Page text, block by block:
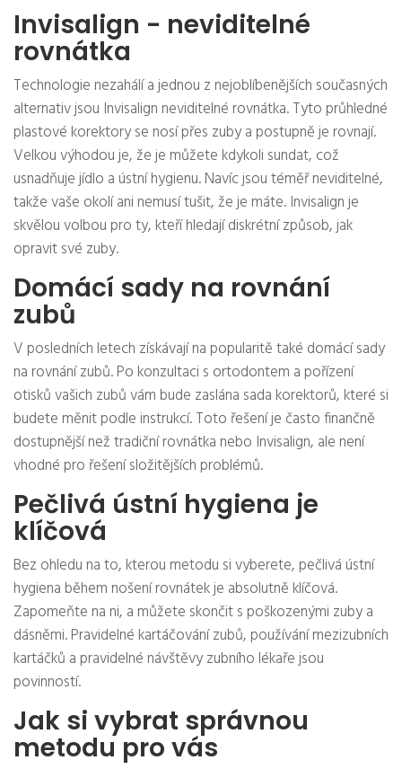
Invisalign - neviditelné
rovnátka
Technologie nezahálí a jednou z nejoblíbenějších současných
alternativ jsou Invisalign neviditelné rovnátka. Tyto průhledné
plastové korektory se nosí přes zuby a postupně je rovnají.
Velkou výhodou je, že je můžete kdykoli sundat, což
usnadňuje jídlo a ústní hygienu. Navíc jsou téměř neviditelné,
takže vaše okolí ani nemusí tušit, že je máte. Invisalign je
skvělou volbou pro ty, kteří hledají diskrétní způsob, jak
opravit své zuby.
Domácí sady na rovnání
zubů
V posledních letech získávají na popularitě také domácí sady
na rovnání zubů. Po konzultaci s ortodontem a pořízení
otisků vašich zubů vám bude zaslána sada korektorů, které si
budete měnit podle instrukcí. Toto řešení je často finančně
dostupnější než tradiční rovnátka nebo Invisalign, ale není
vhodné pro řešení složitějších problémů.
Pečlivá ústní hygiena je
klíčová
Bez ohledu na to, kterou metodu si vyberete, pečlivá ústní
hygiena během nošení rovnátek je absolutně klíčová.
Zapomeňte na ni, a můžete skončit s poškozenými zuby a
dásněmi. Pravidelné kartáčování zubů, používání mezizubních
kartáčků a pravidelné návštěvy zubního lékaře jsou
povinností.
Jak si vybrat správnou
metodu pro vás